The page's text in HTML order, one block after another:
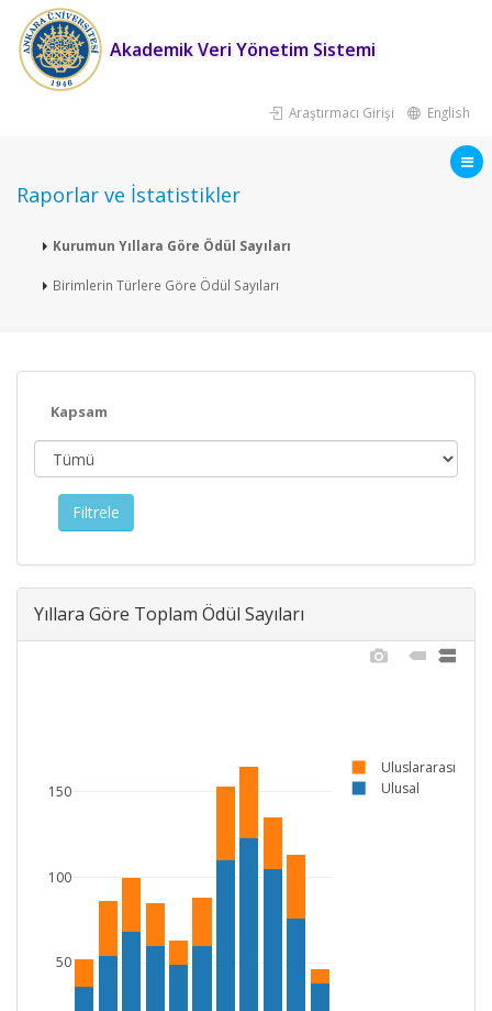
Akademik Veri Yönetim Sistemi
Araştırmacı Girişi English
Raporlar ve İstatistikler
Kurumun Yıllara Göre Ödül Sayıları
Birimlerin Türlere Göre Ödül Sayıları
Kapsam
Yıllara Göre Toplam Ödül Sayıları
50
100
150
Uluslararası
Ulusal